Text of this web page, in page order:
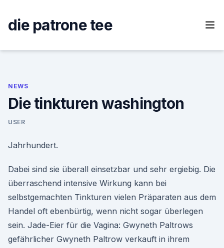
content
die patrone tee
NEWS
Die tinkturen washington
USER
Jahrhundert.
Dabei sind sie überall einsetzbar und sehr ergiebig. Die
überraschend intensive Wirkung kann bei
selbstgemachten Tinkturen vielen Präparaten aus dem
Handel oft ebenbürtig, wenn nicht sogar überlegen
sein. Jade-Eier für die Vagina: Gwyneth Paltrows
gefährlicher Gwyneth Paltrow verkauft in ihrem